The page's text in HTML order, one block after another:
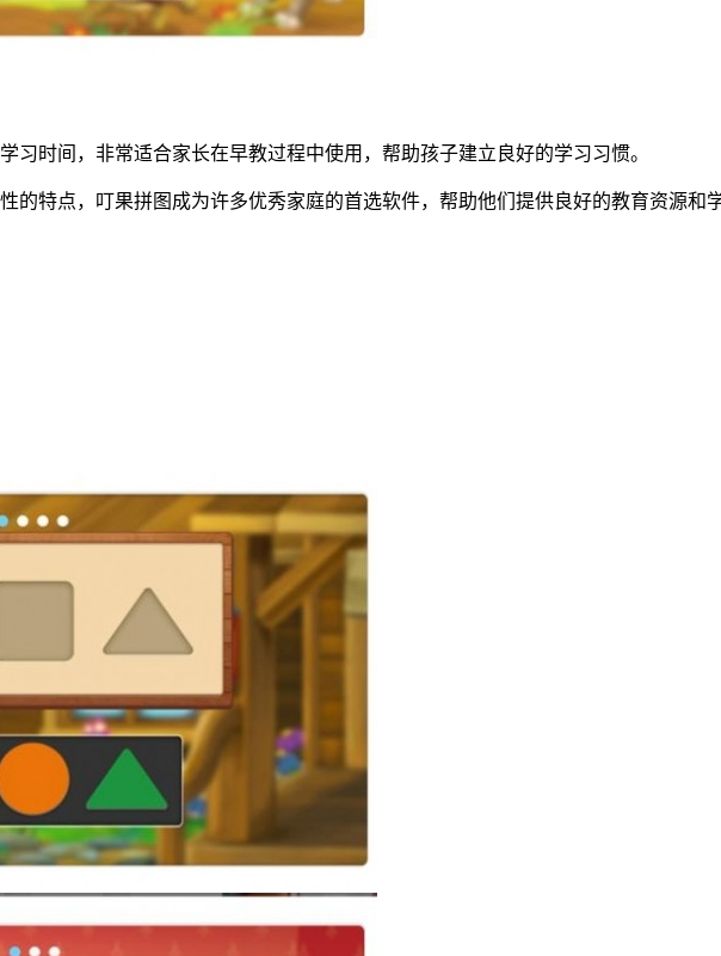
习时间，非常适合家长在早教过程中使用，帮助孩子建立良好的学习习惯。
的特点，叮果拼图成为许多优秀家庭的首选软件，帮助他们提供良好的教育资源和